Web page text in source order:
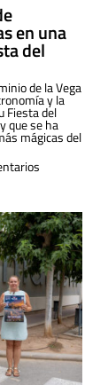
en una
del
de la Vega
y la
Fiesta del
que se ha
mágicas del